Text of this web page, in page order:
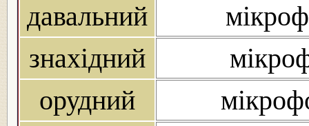
давальний
знахідний
орудний